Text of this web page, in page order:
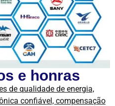
e honras
de qualidade de energia,
confiável, compensação